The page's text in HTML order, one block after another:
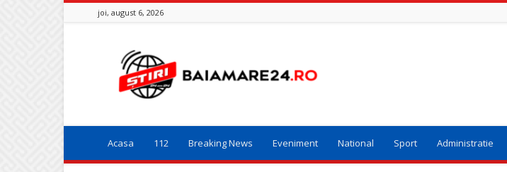
joi, august 6, 2026
Baia
Mare
24
Acasa 112 Breaking News Eveniment National Sport Administratie